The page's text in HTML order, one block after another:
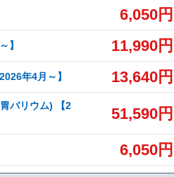
6,050円
】 11,990円
年4月～】 13,640円
バリウム) 【2
51,590円
6,050円